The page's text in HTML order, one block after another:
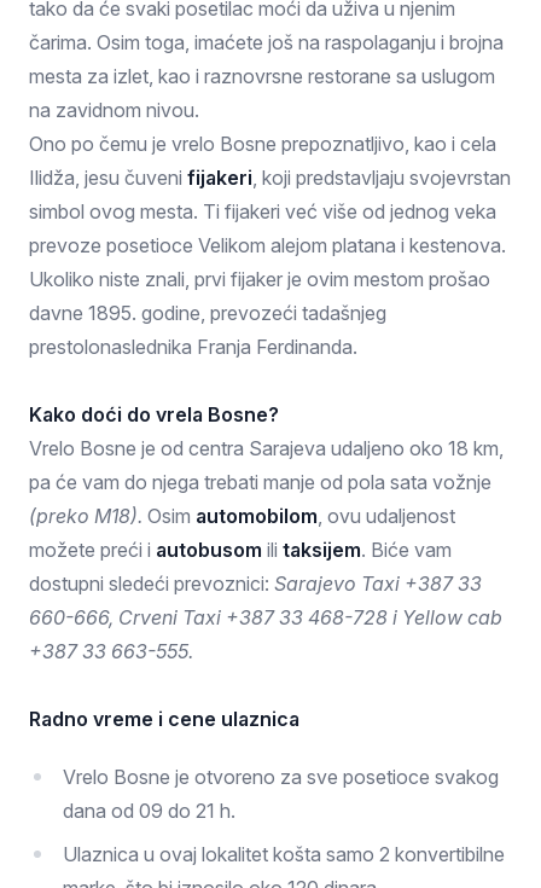
tako da će svaki posetilac moći da uživa u njenim
čarima. Osim toga, imaćete još na raspolaganju i brojna
mesta za izlet, kao i raznovrsne restorane sa uslugom
na zavidnom nivou.
Ono po čemu je vrelo Bosne prepoznatljivo, kao i cela
Ilidža, jesu čuveni fijakeri, koji predstavljaju svojevrstan
simbol ovog mesta. Ti fijakeri već više od jednog veka
prevoze posetioce Velikom alejom platana i kestenova.
Ukoliko niste znali, prvi fijaker je ovim mestom prošao
davne 1895. godine, prevozeći tadašnjeg
prestolonaslednika Franja Ferdinanda.
Kako doći do vrela Bosne?
Vrelo Bosne je od centra Sarajeva udaljeno oko 18 km,
pa će vam do njega trebati manje od pola sata vožnje
(preko M18). Osim automobilom, ovu udaljenost
možete preći i autobusom ili taksijem. Biće vam
dostupni sledeći prevoznici: Sarajevo Taxi +387 33
660-666, Crveni Taxi +387 33 468-728 i Yellow cab
+387 33 663-555.
Radno vreme i cene ulaznica
Vrelo Bosne je otvoreno za sve posetioce svakog
dana od 09 do 21 h.
Ulaznica u ovaj lokalitet košta samo 2 konvertibilne